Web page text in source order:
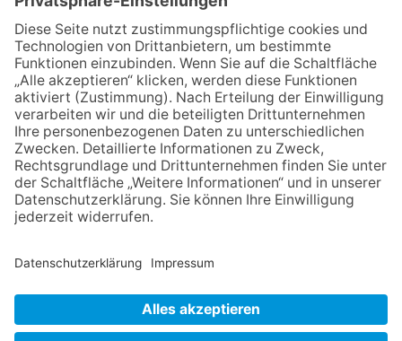
E-Mail
verwaltung@drogenhilfe.koeln
Kontakt
Wir über uns
Impressum
Datenschutz
Interner Bereich